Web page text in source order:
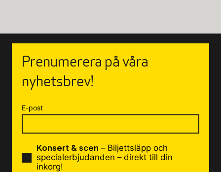
Prenumerera på våra
nyhetsbrev!
E-post
Konsert & scen – Biljettsläpp och
specialerbjudanden – direkt till din
inkorg!